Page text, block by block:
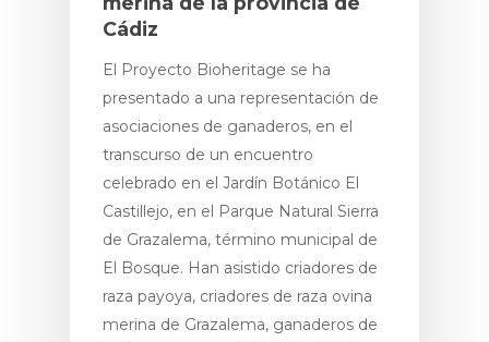
Cádiz
El Proyecto Bioheritage se ha
presentado a una representación de
asociaciones de ganaderos, en el
transcurso de un encuentro
celebrado en el Jardín Botánico El
Castillejo, en el Parque Natural Sierra
de Grazalema, término municipal de
El Bosque. Han asistido criadores de
raza payoya, criadores de raza ovina
merina de Grazalema, ganaderos de